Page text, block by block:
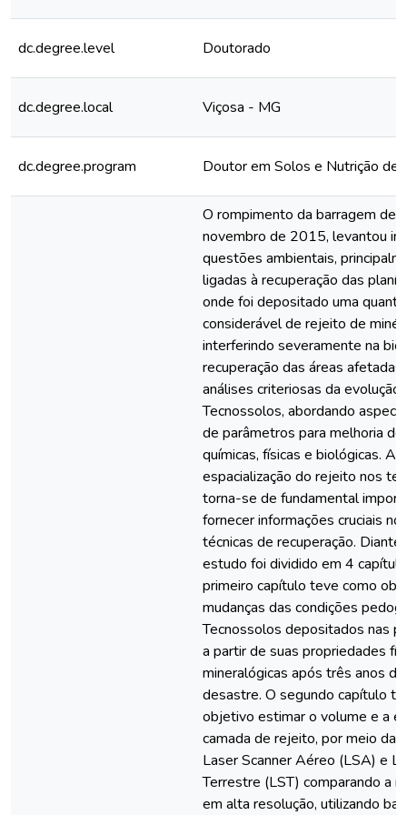
dc.degree.level Doutorado
dc.degree.local Viçosa - MG
dc.degree.program Doutor em Solos e Nutrição de
O rompimento da barragem de
novembro de 2015, levantou
questões ambientais,
ligadas à recuperação das
onde foi depositado uma
considerável de rejeito de
interferindo severamente na
recuperação das áreas
análises criteriosas da
Tecnossolos, abordando
de parâmetros para melhoria
químicas, físicas e biológicas.
espacialização do rejeito nos
torna-se de fundamental
fornecer informações cruciais
técnicas de recuperação.
estudo foi dividido em 4
primeiro capítulo teve como
mudanças das condições
Tecnossolos depositados nas
a partir de suas propriedades
mineralógicas após três anos
desastre. O segundo capítulo
objetivo estimar o volume e a
camada de rejeito, por meio da
Laser Scanner Aéreo (LSA) e
Terrestre (LST) comparando a
em alta resolução, utilizando